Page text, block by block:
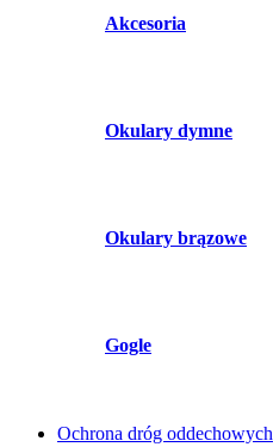
Akcesoria
Okulary dymne
Okulary brązowe
Gogle
Ochrona dróg oddechowych